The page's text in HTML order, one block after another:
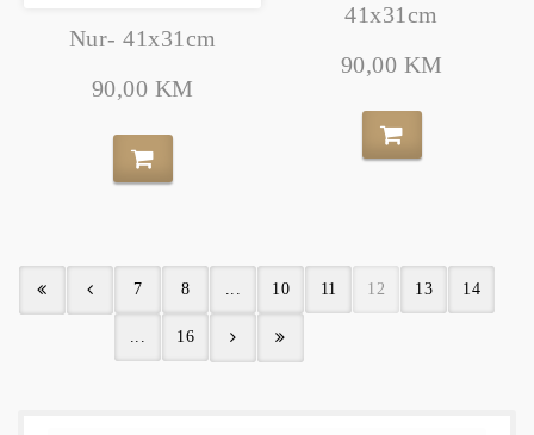
Nur- 41x31cm
90,00 KM
41x31cm
90,00 KM
7 8 10 11 12 13 14
16